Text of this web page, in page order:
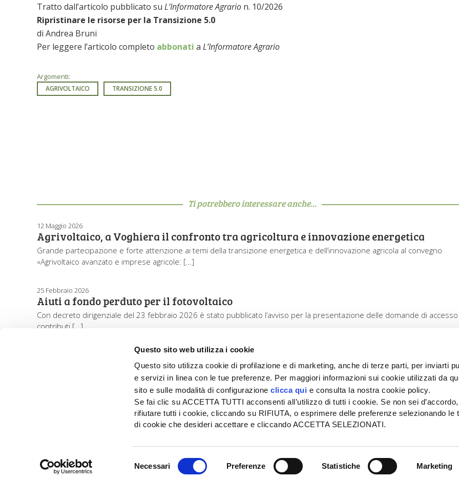
Questo sito web utilizza i cookie
Questo sito utilizza cookie di profilazione e di marketing, anche di terze parti, per inviarti
e servizi in linea con le tue preferenze. Per maggiori informazioni sui cookie utilizzati da
sito e sulle modalità di configurazioneclicca qui e consulta la nostra cookie policy.
Se fai clic su ACCETTA TUTTI acconsenti all’utilizzo di tutti i cookie. Se non sei
rifiutare tutti i cookie, cliccando su RIFIUTA, o esprimere delle preferenze selezionando le
di cookie che desideri accettare e cliccando ACCETTA SELEZIONATI.
Necessari Preferenze Statistiche Marketing
Tratto dall’articolo pubblicato su L’Informatore Agrario n. 10/2026
Ripristinare le risorse per la Transizione 5.0
di Andrea Bruni
Per leggere l’articolo completo abbonati a L’Informatore Agrario
Argomenti:
AGRIVOLTAICO TRANSIZIONE 5.0
Ti potrebbero interessare anche...
12 Maggio 2026
Agrivoltaico, a Voghiera il confronto tra agricoltura e innovazione energetica
Grande partecipazione e forte attenzione ai temi della transizione energetica e dell’innovazione agricola al convegno
«Agrivoltaico avanzato e imprese agricole: […]
25 Febbraio 2026
Aiuti a fondo perduto per il fotovoltaico
Con decreto dirigenziale del 23 febbraio 2026 è stato pubblicato l’avviso per la presentazione delle domande di
contributi […]
EDIZIONI L'INFORMATORE AGRARIO Srl
SEDE
Tel + 39.045.8057511
info@informatoreagrario.it
PUBBLICITÀ
Tel +
© 2026 Edizioni L'informatore Agrario S.r.l-Tutti i diritti riservati - Partita iva: 00230010233 Reg. imp. di Verona nr.